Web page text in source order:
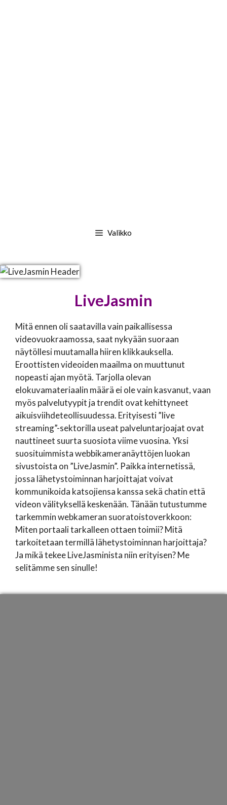
Valikko
LiveJasmin
Mitä ennen oli saatavilla vain paikallisessa
videovuokraamossa, saat nykyään suoraan
näytöllesi muutamalla hiiren klikkauksella.
Eroottisten videoiden maailma on muuttunut
nopeasti ajan myötä. Tarjolla olevan
elokuvamateriaalin määrä ei ole vain kasvanut, vaan
myös palvelutyypit ja trendit ovat kehittyneet
aikuisviihdeteollisuudessa. Erityisesti ”live
streaming”-sektorilla useat palveluntarjoajat ovat
nauttineet suurta suosiota viime vuosina. Yksi
suosituimmista webbikameranäyttöjen luokan
sivustoista on ”LiveJasmin”. Paikka internetissä,
jossa lähetystoiminnan harjoittajat voivat
kommunikoida katsojiensa kanssa sekä chatin että
videon välityksellä keskenään. Tänään tutustumme
tarkemmin webkameran suoratoistoverkkoon:
Miten portaali tarkalleen ottaen toimii? Mitä
tarkoitetaan termillä lähetystoiminnan harjoittaja?
Ja mikä tekee LiveJasminista niin erityisen? Me
selitämme sen sinulle!